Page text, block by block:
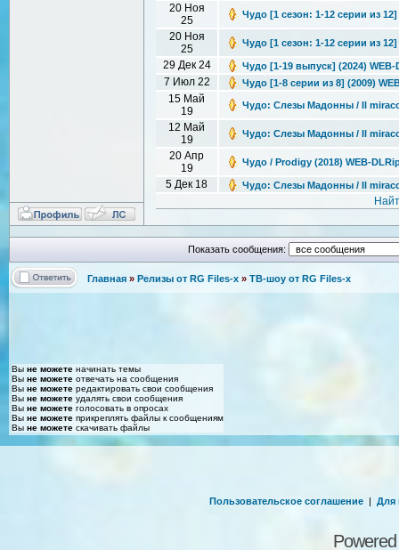
20 Ноя
25
Чудо [1 сезон: 1-12 серии из
20 Ноя
25
Чудо [1 сезон: 1-12 серии из
29 Дек 24 Чудо [1-19 выпуск] (2024) WEB-
7 Июл 22 Чудо [1-8 серии из 8] (2009)
15 Май
19
Чудо: Слезы Мадонны / Il
12 Май
19
Чудо: Слезы Мадонны / Il
20 Апр
19
Чудо / Prodigy (2018) WEB-
5 Дек 18 Чудо: Слезы Мадонны / Il
Показать сообщения:
Главная » Релизы от RG Files-x » ТВ-шоу от RG Files-x
Вы не можете начинать темы
Вы не можете отвечать на сообщения
Вы не можете редактировать свои сообщения
Вы не можете удалять свои сообщения
Вы не можете голосовать в опросах
Вы не можете прикреплять файлы к сообщениям
Вы не можете скачивать файлы
Пользовательское соглашение | Для